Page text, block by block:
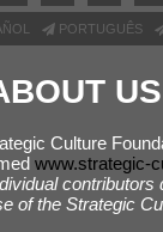
PORTUGUÊS
US
Culture
www.strategic-
contributors
of the Strategic